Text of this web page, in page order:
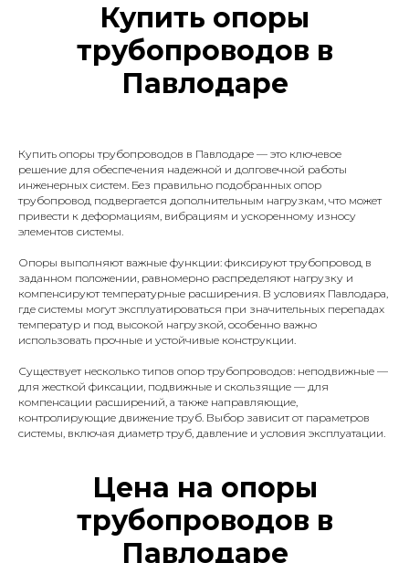
Купить опоры
трубопроводов в
Павлодаре
Купить опоры трубопроводов в Павлодаре — это ключевое
решение для обеспечения надежной и долговечной работы
инженерных систем. Без правильно подобранных опор
трубопровод подвергается дополнительным нагрузкам, что может
привести к деформациям, вибрациям и ускоренному износу
элементов системы.
Опоры выполняют важные функции: фиксируют трубопровод в
заданном положении, равномерно распределяют нагрузку и
компенсируют температурные расширения. В условиях Павлодара,
где системы могут эксплуатироваться при значительных перепадах
температур и под высокой нагрузкой, особенно важно
использовать прочные и устойчивые конструкции.
Существует несколько типов опор трубопроводов: неподвижные —
для жесткой фиксации, подвижные и скользящие — для
компенсации расширений, а также направляющие,
контролирующие движение труб. Выбор зависит от параметров
системы, включая диаметр труб, давление и условия эксплуатации.
Цена на опоры
трубопроводов в
Павлодаре